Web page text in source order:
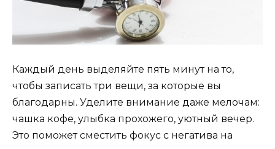
Каждый день выделяйте пять минут на то,
чтобы записать три вещи, за которые вы
благодарны. Уделите внимание даже мелочам:
чашка кофе, улыбка прохожего, уютный вечер.
Это поможет сместить фокус с негатива на